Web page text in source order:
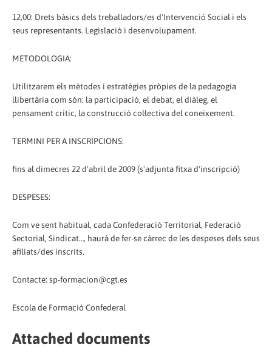
12,00: Drets bàsics dels treballadors/es d'Intervenció Social i els
seus representants. Legislació i desenvolupament.
METODOLOGIA:
Utilitzarem els mètodes i estratègies pròpies de la pedagogia
llibertària com són: la participació, el debat, el diàleg, el
pensament crític, la construcció col·lectiva del coneixement.
TERMINI PER A INSCRIPCIONS:
fins al dimecres 22 d'abril de 2009 (s'adjunta fitxa d'inscripció)
DESPESES:
Com ve sent habitual, cada Confederació Territorial, Federació
Sectorial, Sindicat…, haurà de fer-se càrrec de les despeses dels seus
afiliats/des inscrits.
Contacte: sp-formacion@cgt.es
Escola de Formació Confederal
Attached documents